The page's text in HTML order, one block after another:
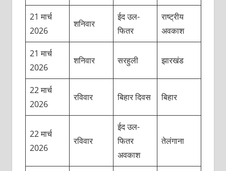
21 मार्च
2026
शनिवार
ईद उल-
फितर
राष्ट्रीय
अवकाश
21 मार्च
2026
शनिवार सरहुली झारखंड
22 मार्च
2026
रविवार बिहार दिवस बिहार
22 मार्च
2026
रविवार
ईद उल-
फितर
अवकाश
तेलंगाना